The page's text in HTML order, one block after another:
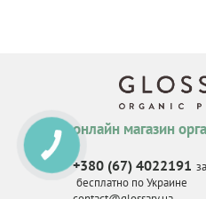
онлайн магазин
+380 (67) 4022191
бесплатно по Украине
КНОПКА
СВЯЗИ